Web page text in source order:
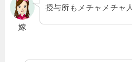
嫁
授与所もメチャメチャ